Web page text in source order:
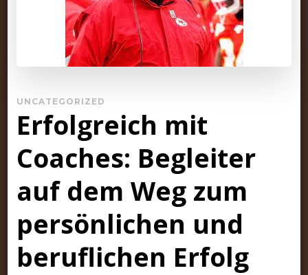
UNCATEGORIZED
Erfolgreich mit
Coaches: Begleiter
auf dem Weg zum
persönlichen und
beruflichen Erfolg